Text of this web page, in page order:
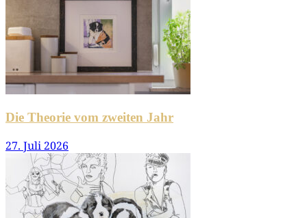
Die Theorie vom zweiten Jahr
27. Juli 2026